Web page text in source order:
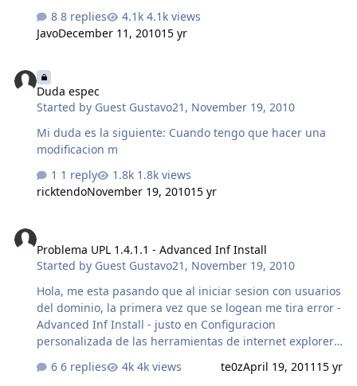
8 replies
4.1k views
JavoDecember 11, 201015 yr
Duda espec
Started by Guest Gustavo21 , November 19, 2010
Mi duda es la siguiente: Cuando tengo que hacer una
modificacion m
1 reply
1.8k views
ricktendoNovember 19, 201015 yr
Problema UPL 1.4.1.1 - Advanced Inf Install
Started by Guest Gustavo21 , November 19, 2010
Hola, me esta pasando que al iniciar sesion con usuarios
del dominio, la primera vez que se logean me tira error -
Advanced Inf Install - justo en Configuracion
personalizada de las herramientas de internet explorer.
instal
6 replies 4k views te0zApril 19, 2011 15 yr